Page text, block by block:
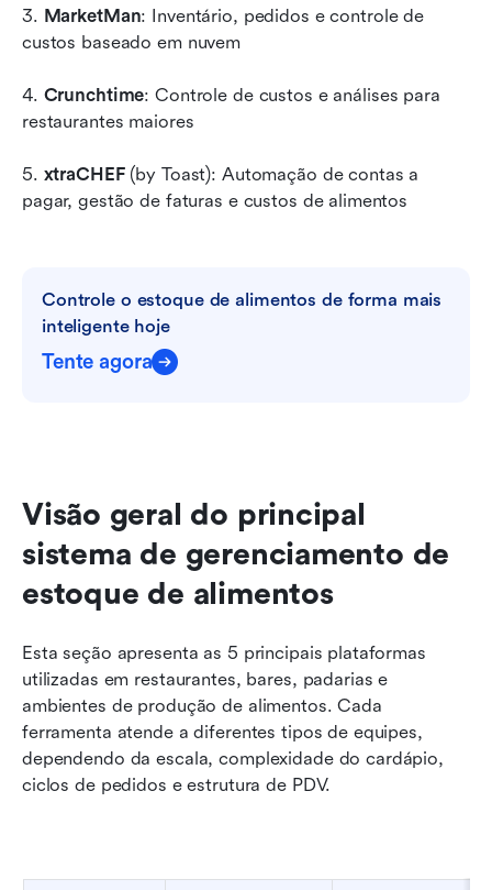
3. MarketMan: Inventário, pedidos e controle de
custos baseado em nuvem
4. Crunchtime: Controle de custos e análises para
restaurantes maiores
5. xtraCHEF (by Toast): Automação de contas a
pagar, gestão de faturas e custos de alimentos
Controle o estoque de alimentos de forma mais
inteligente hoje
Tente agora
Visão geral do principal
sistema de gerenciamento de
estoque de alimentos
Esta seção apresenta as 5 principais plataformas
utilizadas em restaurantes, bares, padarias e
ambientes de produção de alimentos. Cada
ferramenta atende a diferentes tipos de equipes,
dependendo da escala, complexidade do cardápio,
ciclos de pedidos e estrutura de PDV.